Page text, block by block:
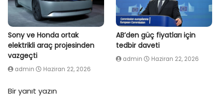
Sony ve Honda ortak
elektrikli araç projesinden
vazgeçti
admin Haziran 22, 2026
AB’den güç fiyatları için
tedbir daveti
admin Haziran 22, 2026
Bir yanıt yazın